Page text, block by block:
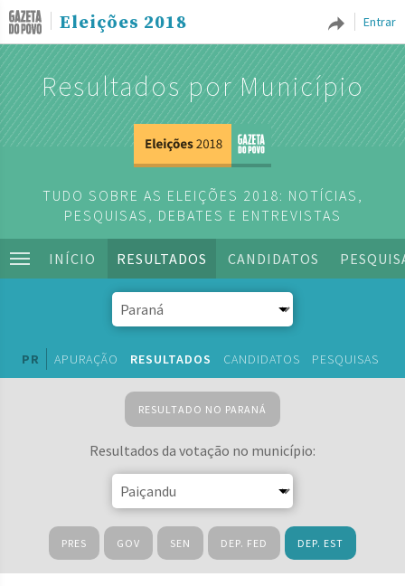
Entrar
Eleições 2018
Resultados por Município
TUDO SOBRE AS ELEIÇÕES 2018: NOTÍCIAS,
PESQUISAS, DEBATES E ENTREVISTAS
INÍCIO RESULTADOS CANDIDATOS
PR APURAÇÃO RESULTADOS CANDIDATOS PESQUISAS
RESULTADO NO PARANÁ
Resultados da votação no município:
PRES GOV SEN DEP. FED DEP. EST